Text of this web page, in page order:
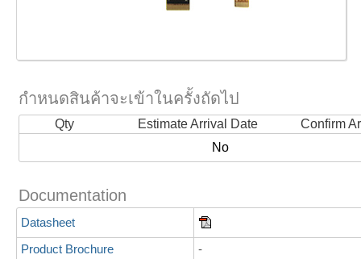
กำหนดสินค้าจะเข้าในครั้งถัดไป
Qty Estimate Arrival Date
Confirm
No
Documentation
Datasheet
Product Brochure
-